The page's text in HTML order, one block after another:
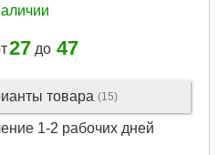
27до 47
товара (15)
1-2 рабочих дней